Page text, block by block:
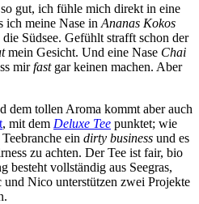
gut, ich fühle mich direkt in eine
ich meine Nase in Ananas Kokos
Südsee. Gefühlt strafft schon der
mein Gesicht. Und eine Nase Chai
mirfast gar keinen machen. Aber
dem tollen Aroma kommt aber auch
, mit dem Deluxe Tee punktet; wie
ein dirty business und es
zu achten. Der Tee ist fair, bio
besteht vollständig aus Seegras,
Nico unterstützen zwei Projekte